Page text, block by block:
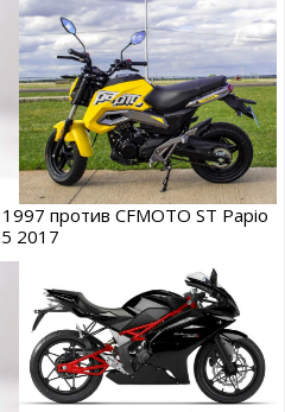
против CFMOTO ST Papio
2017